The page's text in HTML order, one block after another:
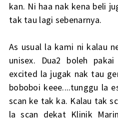
kan. Ni haa nak kena beli
tak tau lagi sebenarnya.
As usual la kami ni kalau
unisex. Dua2 boleh
excited la jugak nak tau
boboboi keee....tunggu la
scan ke tak ka. Kalau tak
la scan dekat Klinik